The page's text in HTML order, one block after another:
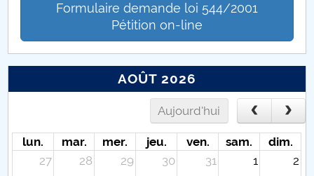
Formulaire demande loi 544/2001
Pétition on-line
AOÛT 2026
Aujourd'hui
lun. mar. mer. jeu. ven. sam.
dim.
27
28 29 30 31 1 2